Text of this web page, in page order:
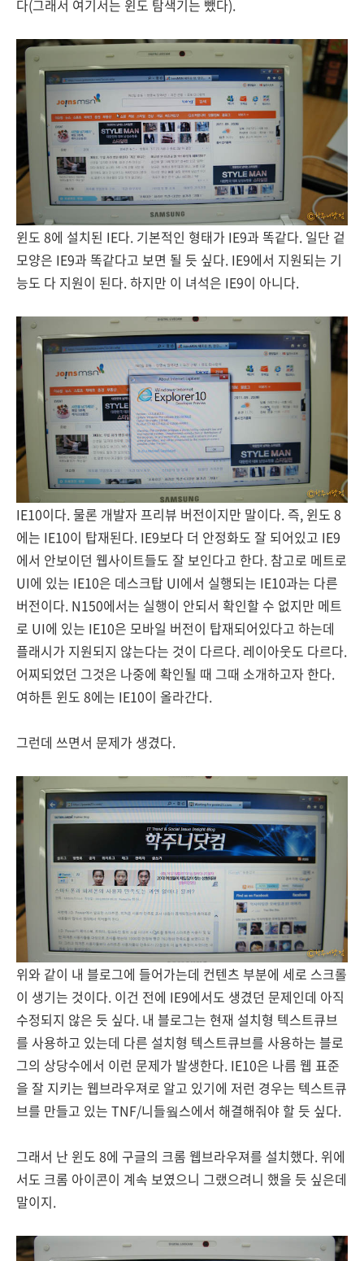
다(그래서 여기서는 윈도 탐색기는 뺐다).
윈도 8에 설치된 IE다. 기본적인 형태가 IE9과 똑같다. 일단 겉
모양은 IE9과 똑같다고 보면 될 듯 싶다. IE9에서 지원되는 기
능도 다 지원이 된다. 하지만 이 녀석은 IE9이 아니다.
IE10이다. 물론 개발자 프리뷰 버전이지만 말이다. 즉, 윈도 8
에는 IE10이 탑재된다. IE9보다 더 안정화도 잘 되어있고 IE9
에서 안보이던 웹사이트들도 잘 보인다고 한다. 참고로 메트로
UI에 있는 IE10은 데스크탑 UI에서 실행되는 IE10과는 다른
버전이다. N150에서는 실행이 안되서 확인할 수 없지만 메트
로 UI에 있는 IE10은 모바일 버전이 탑재되어있다고 하는데
플래시가 지원되지 않는다는 것이 다르다. 레이아웃도 다르다.
어찌되었던 그것은 나중에 확인될 때 그때 소개하고자 한다.
여하튼 윈도 8에는 IE10이 올라간다.
그런데 쓰면서 문제가 생겼다.
위와 같이 내 블로그에 들어가는데 컨텐츠 부분에 세로 스크롤
이 생기는 것이다. 이건 전에 IE9에서도 생겼던 문제인데 아직
수정되지 않은 듯 싶다. 내 블로그는 현재 설치형 텍스트큐브
를 사용하고 있는데 다른 설치형 텍스트큐브를 사용하는 블로
그의 상당수에서 이런 문제가 발생한다. IE10은 나름 웹 표준
을 잘 지키는 웹브라우져로 알고 있기에 저런 경우는 텍스트큐
브를 만들고 있는 TNF/니들웤스에서 해결해줘야 할 듯 싶다.
그래서 난 윈도 8에 구글의 크롬 웹브라우져를 설치했다. 위에
서도 크롬 아이콘이 계속 보였으니 그랬으려니 했을 듯 싶은데
말이지.